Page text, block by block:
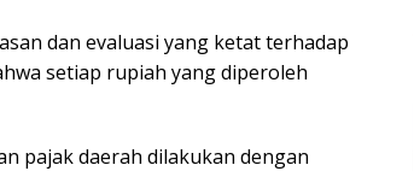
dan evaluasi yang ketat terhadap
setiap rupiah yang diperoleh
pajak daerah dilakukan dengan